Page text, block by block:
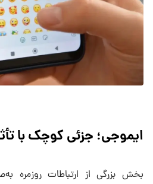
ایموجی؛ جزئی کوچک با
بخش بزرگی از ارتباطات روزمره